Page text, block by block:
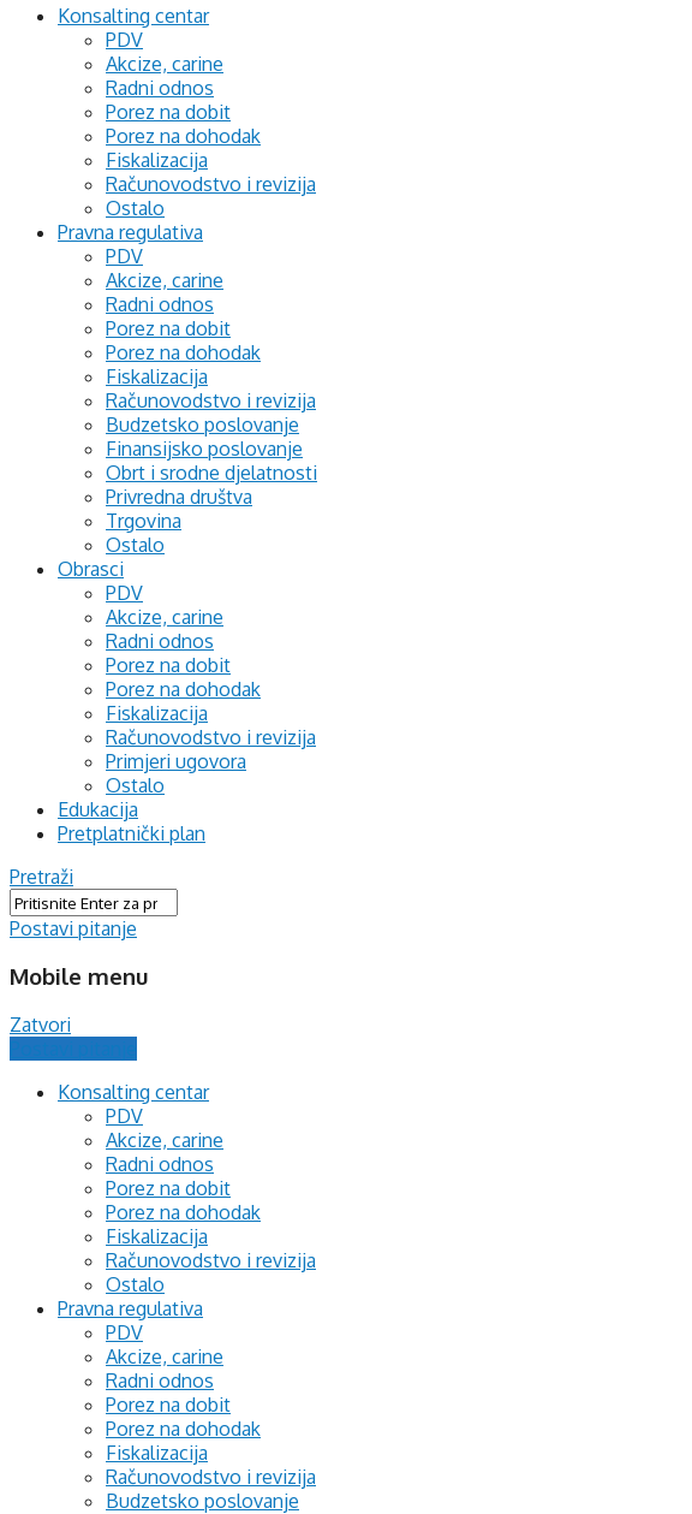
Konsalting centar
PDV
Akcize, carine
Radni odnos
Porez na dobit
Porez na dohodak
Fiskalizacija
Računovodstvo i revizija
Ostalo
Pravna regulativa
PDV
Akcize, carine
Radni odnos
Porez na dobit
Porez na dohodak
Fiskalizacija
Računovodstvo i revizija
Budzetsko poslovanje
Finansijsko poslovanje
Obrt i srodne djelatnosti
Privredna društva
Trgovina
Ostalo
Obrasci
PDV
Akcize, carine
Radni odnos
Porez na dobit
Porez na dohodak
Fiskalizacija
Računovodstvo i revizija
Primjeri ugovora
Ostalo
Edukacija
Pretplatnički plan
Pretraži
Postavi pitanje
Mobile menu
Zatvori
Konsalting centar
PDV
Akcize, carine
Radni odnos
Porez na dobit
Porez na dohodak
Fiskalizacija
Računovodstvo i revizija
Ostalo
Pravna regulativa
PDV
Akcize, carine
Radni odnos
Porez na dobit
Porez na dohodak
Fiskalizacija
Računovodstvo i revizija
Budzetsko poslovanje